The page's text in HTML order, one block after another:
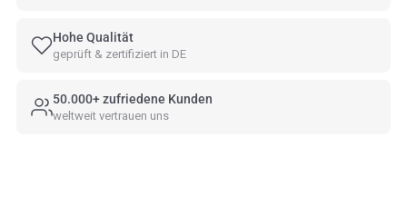
Hohe Qualität
geprüft & zertifiziert in DE
50.000+ zufriedene Kunden
weltweit vertrauen uns